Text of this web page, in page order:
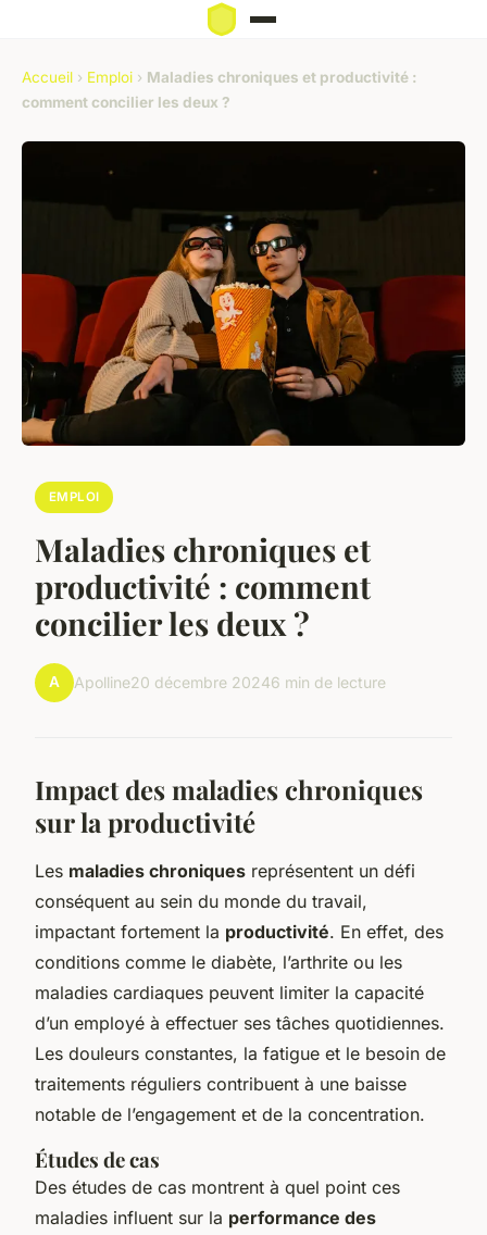
Accueil › Emploi › Maladies chroniques et productivité :
comment concilier les deux ?
EMPLOI
Maladies chroniques et
productivité : comment
concilier les deux ?
A Apolline20 décembre 20246 min de lecture
Impact des maladies chroniques
sur la productivité
Les maladies chroniques représentent un défi
conséquent au sein du monde du travail,
impactant fortement la productivité. En effet, des
conditions comme le diabète, l’arthrite ou les
maladies cardiaques peuvent limiter la capacité
d’un employé à effectuer ses tâches quotidiennes.
Les douleurs constantes, la fatigue et le besoin de
traitements réguliers contribuent à une baisse
notable de l’engagement et de la concentration.
Études de cas
Des études de cas montrent à quel point ces
maladies influent sur la performance des